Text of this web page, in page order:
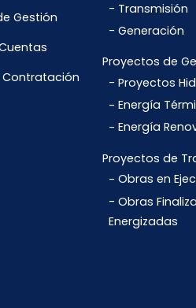
Gestión
Contratación
Transmisión
Generación
Proyectos de
Proyectos
Energía
Energía
Proyectos de
Obras en
Obras
Energizadas